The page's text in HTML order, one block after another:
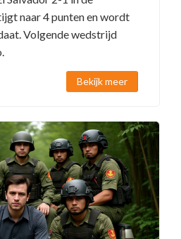
naar 4 punten en wordt
Volgende wedstrijd
Bekijk meer